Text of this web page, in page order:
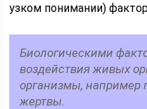
узком понимании)
Биологическими
воздействия живых
организмы,
жертвы.